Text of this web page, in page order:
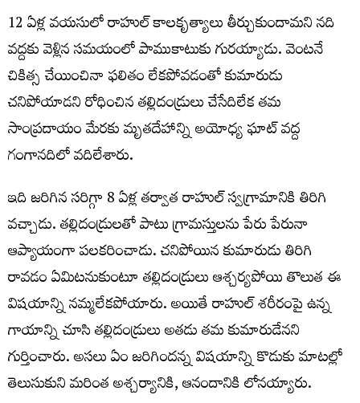
12 ఏళ్ల వయసులో రాహుల్ కాలకృత్యాలు తీర్చుకుందామని నది
వద్దకు వెళ్లిన సమయంలో పాముకాటుకు గురయ్యాడు. వెంటనే
చికిత్స చేయించినా ఫలితం లేకపోవడంతో కుమారుడు
చనిపోయాడని రోధించిన తల్లిదండ్రులు చేసేదిలేక తమ
సాంప్రదాయం మేరకు మృతదేహాన్ని అయోధ్య ఘాట్‌ వద్ద
గంగానదిలో వదిలేశారు.
ఇది జరిగిన సరిగ్గా 8 ఏళ్ల తర్వాత రాహుల్‌ స్వగ్రామానికి తిరిగి
వచ్చాడు. తల్లిదండ్రులతో పాటు గ్రామస్తులను పేరు పేరునా
ఆప్యాయంగా పలకరించాడు. చనిపోయిన కుమారుడు తిరిగి
రావడం ఏమిటనుకుంటూ తల్లిదండ్రులు ఆశ్చర్యపోయి తొలుత ఈ
విషయాన్ని నమ్మలేకపోయారు. అయితే రాహుల్‌ శరీరంపై ఉన్న
గాయాన్ని చూసి తల్లిదండ్రులు అతడు తమ కుమారుడేనని
గుర్తించారు. అసలు ఏం జరిగిందన్న విషయాన్ని కొడుకు మాటల్లో
తెలుసుకుని మరింత అశ్చర్యానికి, ఆనందానికి లోనయ్యారు.